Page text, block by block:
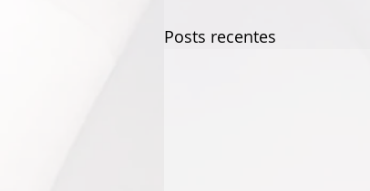
Posts recentes